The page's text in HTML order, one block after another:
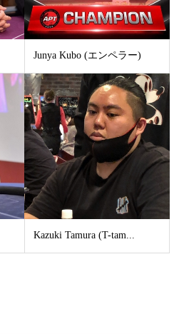
Junya Kubo (エンペラー)
Kazuki Tamura (T-tam...